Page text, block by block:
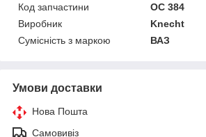
Код запчастини
OC 384
Виробник
Knecht
Сумісність з маркою
ВАЗ
Умови доставки
Нова Пошта
Самовивіз